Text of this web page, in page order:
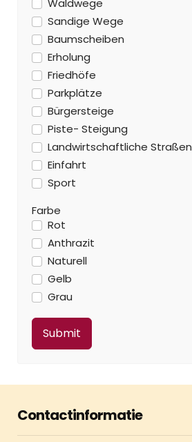
Sandige Wege
Baumscheiben
Erholung
Friedhöfe
Parkplätze
Bürgersteige
Piste- Steigung
Landwirtschaftliche Straßen
Einfahrt
Sport
Farbe
Rot
Anthrazit
Naturell
Gelb
Grau
Contactinformatie